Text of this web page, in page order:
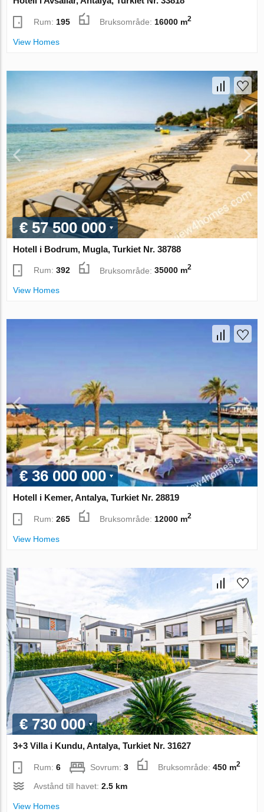
Rum: 195 Bruksområde: 16000 m2
View Homes
€ 57 500 000
Hotell i Bodrum, Mugla, Turkiet Nr. 38788
Rum:392 Bruksområde:35000 m2
View Homes
€ 36 000 000
Hotell i Kemer, Antalya, Turkiet Nr. 28819
Rum:265 Bruksområde: 12000 m2
View Homes
€ 730 000
3+3 Villa i Kundu, Antalya, Turkiet Nr. 31627
Rum:6 Sovrum:3 Bruksområde:450 m2
Avstånd till havet:2.5 km
View Homes